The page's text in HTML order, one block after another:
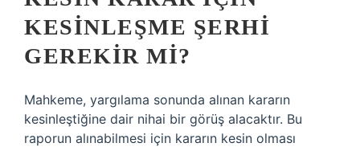
KESINLEŞME ŞERHI
GEREKIR MI?
Mahkeme, yargılama sonunda alınan kararın
kesinleştiğine dair nihai bir görüş alacaktır. Bu
raporun alınabilmesi için kararın kesin olması